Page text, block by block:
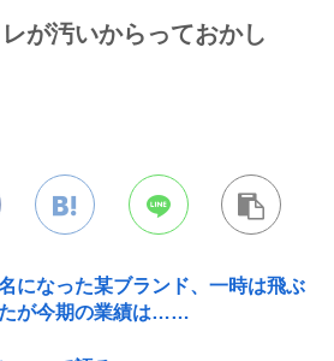
が汚いからっておかし
になった某ブランド、一時は飛ぶ
が今期の業績は……